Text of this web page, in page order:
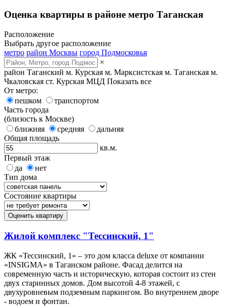
Оценка квартиры в районе метро Таганская
Расположение
Выбрать другое расположение
метро район Москвы город Подмосковья
×
район Таганский м. Курская м. Марксистская м. Таганская м.
Чкаловская ст. Курская МЦД Показать все
От метро:
пешком
транспортом
Часть города
(близость к Москве)
ближняя
средняя
дальняя
Общая площадь
кв.м.
Первый этаж
да
нет
Тип дома
Состояние квартиры
Оценить квартиру
Жилой комплекс "Тессинский, 1"
ЖК «Тессинский, 1» – это дом класса deluxe от компании
«INSIGMA» в Таганском районе. Фасад делится на
современную часть и историческую, которая состоит из стен
двух старинных домов. Дом высотой 4-8 этажей, с
двухуровневым подземным паркингом. Во внутреннем дворе
- водоем и фонтан.